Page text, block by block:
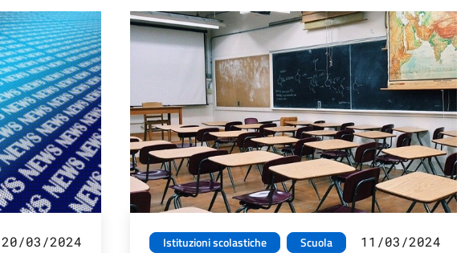
20/03/2024 Istituzioni scolastiche
Scuola
11/03/2024